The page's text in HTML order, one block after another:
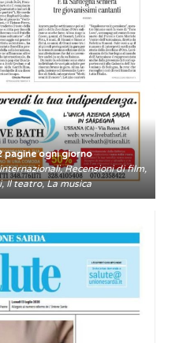
pagine ogni giorno
Recensioni di film,
Il teatro, La musica